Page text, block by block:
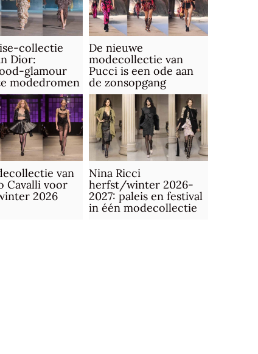
collectie
Dior:
glamour
modedromen
De nieuwe
modecollectie van
Pucci is een ode aan
de zonsopgang
van
Cavalli voor
2026
Nina Ricci
herfst/winter 2026-
2027: paleis en festival
in één modecollectie